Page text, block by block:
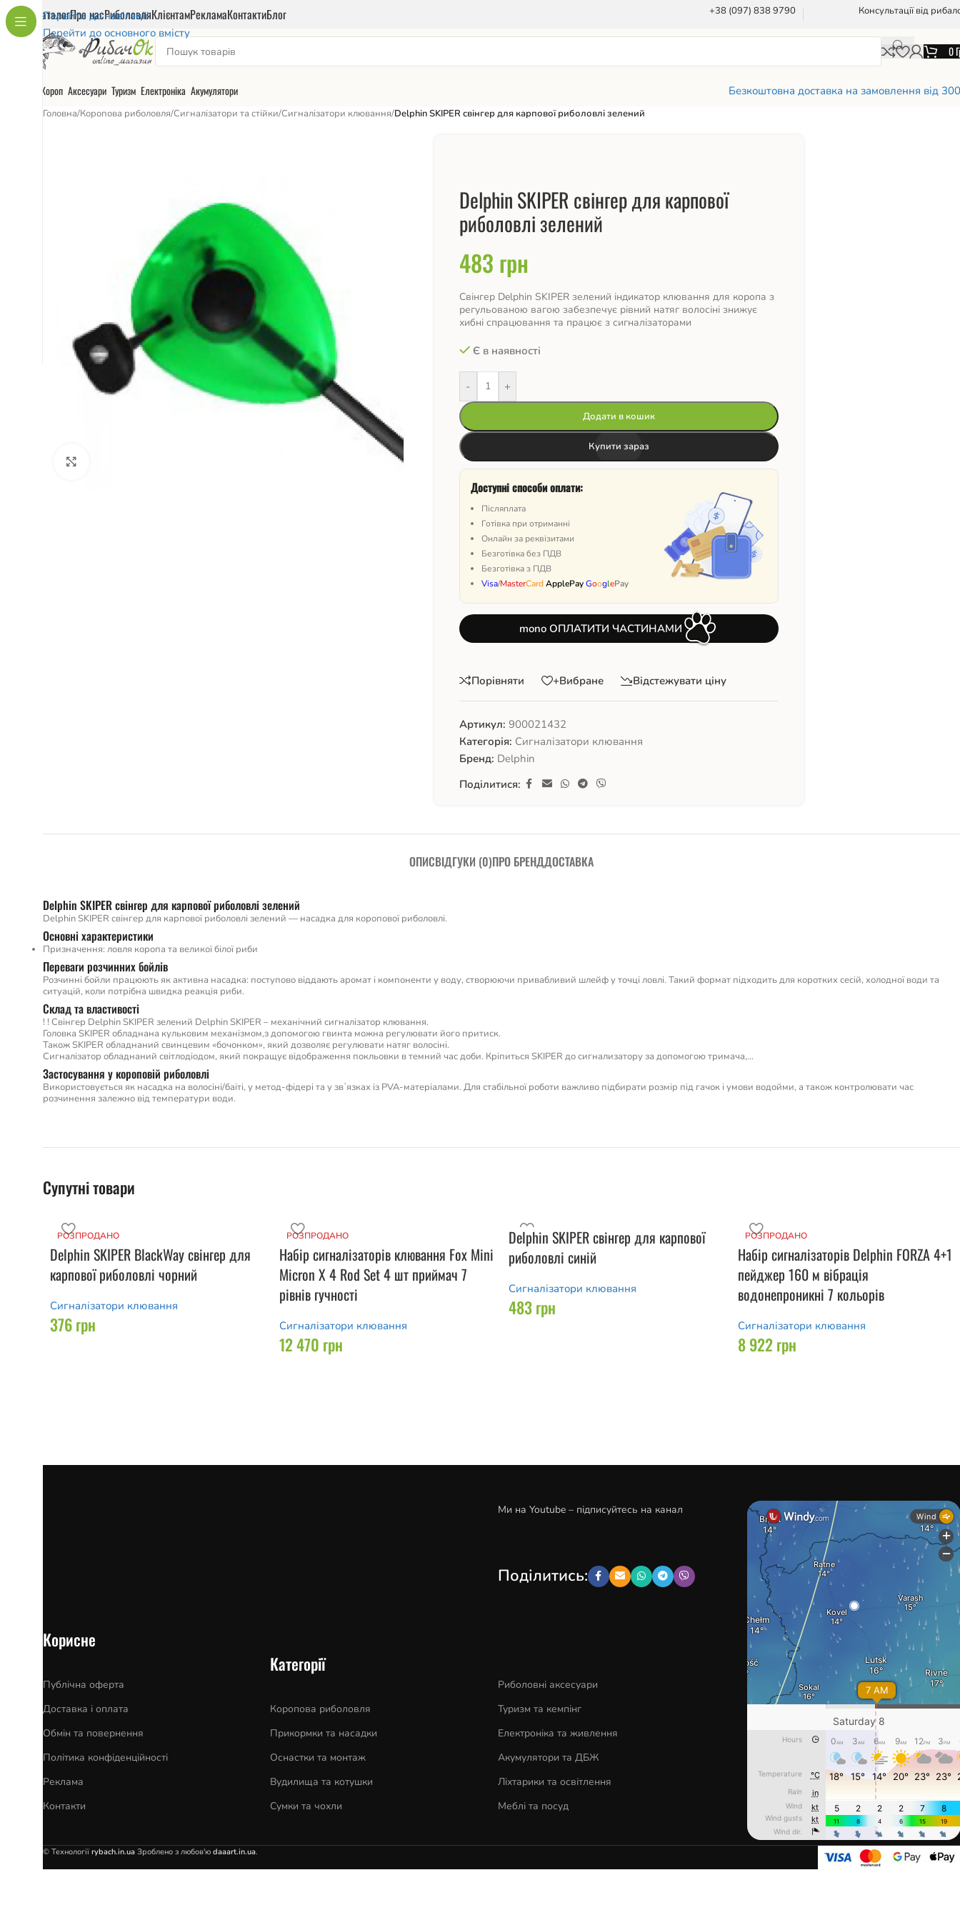
Перейти до навігації
Перейти до основного вмісту
КаталогПро насРиболовляКлієнтамРекламаКонтактиБлог +38 (097) 838 9790 Консультації від
0
Короп Аксесуари Туризм Електроніка Акумулятори Безкоштовна доставка на замовлення від
Головна/Коропова риболовля/Сигналізатори та стійки/Сигналізатори клювання/Delphin SKIPER свінгер для карпової риболовлі зелений
Delphin SKIPER свінгер для карпової
риболовлі зелений
483 грн
Свінгер Delphin SKIPER зелений індикатор клювання для коропа з
регульованою вагою забезпечує рівний натяг волосіні знижує
хибні спрацювання та працює з сигналізаторами
Є в наявності
- +
Додати в кошик
Купити зараз
Доступні способи оплати:
Післяплата
Готівка при отриманні
Онлайн за реквізитами
Безготівка без ПДВ
Безготівка з ПДВ
Visa/MasterCard ApplePay GooglePay
mono ОПЛАТИТИ ЧАСТИНАМИ
Порівняти +Вибране Відстежувати ціну
Артикул: 900021432
Категорія: Сигналізатори клювання
Бренд: Delphin
Поділитися:
ОПИСВІДГУКИ (0)ПРО БРЕНДДОСТАВКА
Delphin SKIPER свінгер для карпової риболовлі зелений
Delphin SKIPER свінгер для карпової риболовлі зелений — насадка для коропової риболовлі.
Основні характеристики
Призначення: ловля коропа та великої білої риби
Переваги розчинних бойлів
Розчинні бойли працюють як активна насадка: поступово віддають аромат і компоненти у воду, створюючи привабливий шлейф у точці ловлі. Такий формат підходить для коротких сесій, холодної води та
ситуацій, коли потрібна швидка реакція риби.
Склад та властивості
! ! Свінгер Delphin SKIPER зелений Delphin SKIPER – механічний сигналізатор клювання.
Головка SKIPER обладнана кульковим механізмом,з допомогою гвинта можна регулювати його притиск.
Також SKIPER обладнаний свинцевим «бочонком», який дозволяє регулювати натяг волосіні.
Сигналізатор обладнаний світлодіодом, який покращує відображення покльовки в темний час доби. Кріпиться SKIPER до сигнализатору за допомогою тримача,…
Застосування у короповій риболовлі
Використовується як насадка на волосіні/баіті, у метод-фідері та у звʼязках із PVA-матеріалами. Для стабільної роботи важливо підбирати розмір під гачок і умови водойми, а також контролювати час
розчинення залежно від температури води.
Супутні товари
РОЗПРОДАНО
Delphin SKIPER BlackWay свінгер для
карпової риболовлі чорний
Сигналізатори клювання
376грн
РОЗПРОДАНО
Набір сигналізаторів клювання Fox Mini
Micron X 4 Rod Set 4 шт приймач 7
рівнів гучності
Сигналізатори клювання
12 470 грн
Delphin SKIPER свінгер для карпової
риболовлі синій
Сигналізатори клювання
483 грн
РОЗПРОДАНО
Набір сигналізаторів Delphin FORZA 4+1
пейджер 160 м вібрація
водонепроникні 7 кольорів
Сигналізатори клювання
8 922грн
Ми на Youtube – підписуйтесь на канал
Поділитись:
Корисне
Публічна оферта
Доставка і оплата
Обмін та повернення
Політика конфіденційності
Реклама
Контакти
Категорії
Коропова риболовля
Прикормки та насадки
Оснастки та монтаж
Вудилища та котушки
Сумки та чохли
Риболовні аксесуари
Туризм та кемпінг
Електроніка та живлення
Акумулятори та ДБЖ
Ліхтарики та освітлення
Меблі та посуд
© Технології rybach.in.ua Зроблено з любов'ю daaart.in.ua.